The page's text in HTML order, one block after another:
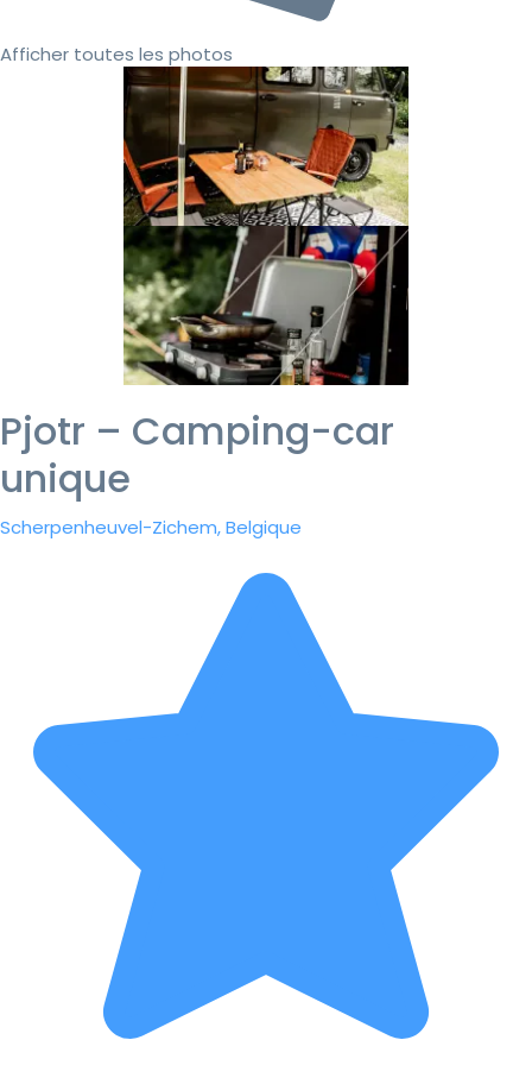
Afficher toutes les photos
Pjotr – Camping-car
unique
Scherpenheuvel-Zichem, Belgique